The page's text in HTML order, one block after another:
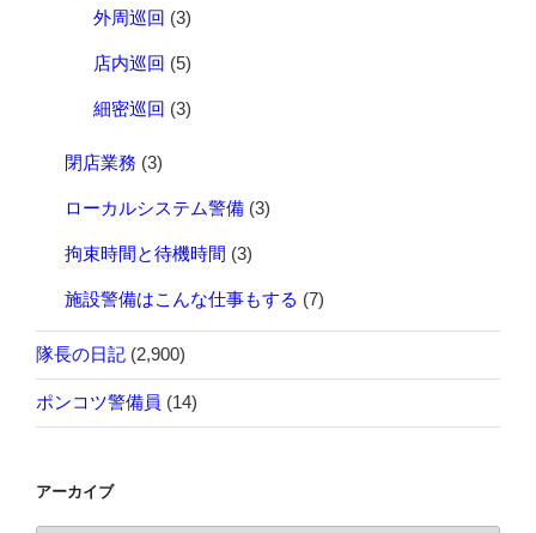
外周巡回 (3)
店内巡回 (5)
細密巡回 (3)
閉店業務 (3)
ローカルシステム警備 (3)
拘束時間と待機時間 (3)
施設警備はこんな仕事もする (7)
隊長の日記 (2,900)
ポンコツ警備員 (14)
アーカイブ